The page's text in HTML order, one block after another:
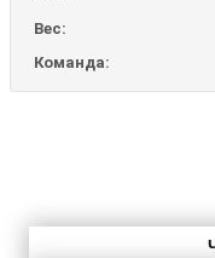
Вес:
Команда: